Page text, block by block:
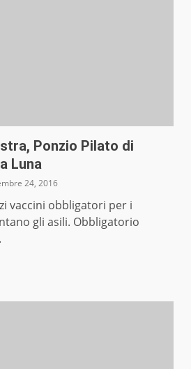
Ponzio Pilato di
Luna
24, 2016
vaccini obbligatori per i
gli asili. Obbligatorio